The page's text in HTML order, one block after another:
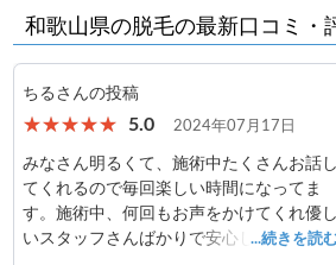
和歌山県の脱毛の最新口コミ・
ちるさんの投稿
5.0 2024年07月17日
みなさん明るくて、施術中たくさんお話し
てくれるので毎回楽しい時間になってま
す。施術中、何回もお声をかけてくれ優し
いスタッフさんばかりで安心して通えて
...続きを読